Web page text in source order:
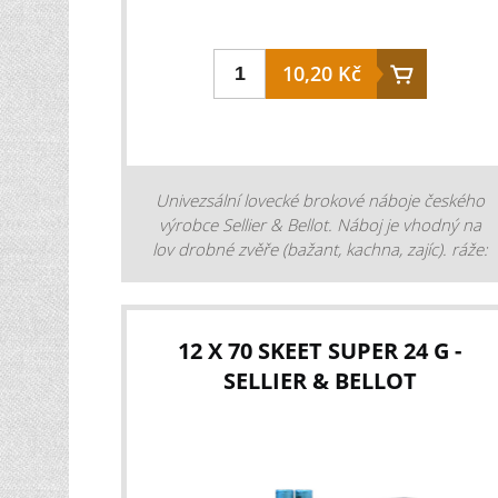
10,20 Kč
Univezsální lovecké brokové náboje českého
výrobce Sellier & Bellot. Náboj je vhodný na
lov drobné zvěře (bažant, kachna, zajíc). ráže:
385 m/s balení: 25 ks. Cena je za 1 kus.
Prodej pouze celých balení. Nutný osobní
odběr s předložením ZP.
12 X 70 SKEET SUPER 24 G -
SELLIER & BELLOT